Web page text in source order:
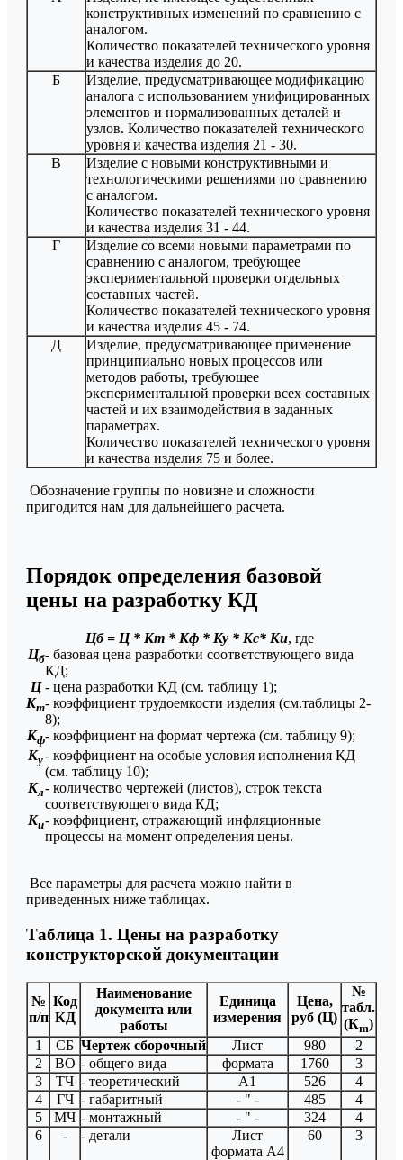
конструктивных изменений по сравнению с
аналогом.
Количество показателей технического уровня
и качества изделия до 20.
Б
Изделие, предусматривающее модификацию
аналога с использованием унифицированных
элементов и нормализованных деталей и
узлов. Количество показателей технического
уровня и качества изделия 21 - 30.
В
Изделие с новыми конструктивными и
технологическими решениями по сравнению
с аналогом.
Количество показателей технического уровня
и качества изделия 31 - 44.
Г
Изделие со всеми новыми параметрами по
сравнению с аналогом, требующее
экспериментальной проверки отдельных
составных частей.
Количество показателей технического уровня
и качества изделия 45 - 74.
Д
Изделие, предусматривающее применение
принципиально новых процессов или
методов работы, требующее
экспериментальной проверки всех составных
частей и их взаимодействия в заданных
параметрах.
Количество показателей технического уровня
и качества изделия 75 и более.
Обозначение группы по новизне и сложности
пригодится нам для дальнейшего расчета.
Порядок определения базовой
цены на разработку КД
Цб = Ц * Кm * Кф * Ку * Кc* Ки, где
Цб- базовая цена разработки соответствующего вида
КД;
Ц - цена разработки КД (см. таблицу 1);
Кт- коэффициент трудоемкости изделия (см.таблицы 2-
8);
Кф- коэффициент на формат чертежа (см. таблицу 9);
Ку- коэффициент на особые условия исполнения КД
(см. таблицу 10);
Кл- количество чертежей (листов), строк текста
соответствующего вида КД;
Ки- коэффициент, отражающий инфляционные
процессы на момент определения цены.
Все параметры для расчета можно найти в
приведенных ниже таблицах.
Таблица 1. Цены на разработку
конструкторской документации
№
п/п
Код
КД
Наименование
документа или
работы
Единица
измерения
Цена,
руб (Ц)
№
табл.
(Кm)
1
СБ Чертеж сборочный Лист 980
2
2
ВО - общего вида формата 1760
3
3
ТЧ - теоретический А1 526
4
4
ГЧ - габаритный - " - 485
4
5
МЧ - монтажный - " - 324
4
6
- - детали
Лист
формата А4
60 3